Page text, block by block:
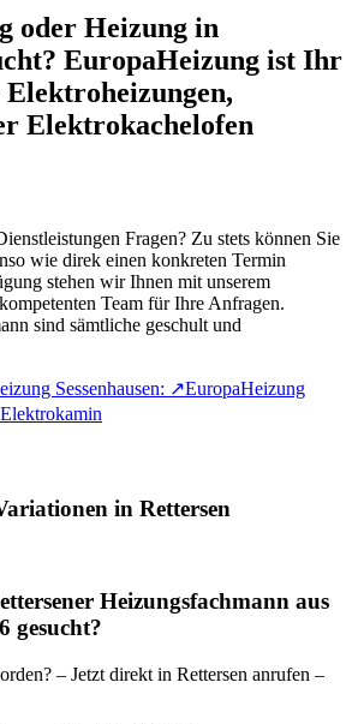
oder Heizung in
EuropaHeizung ist Ihr
Elektrokachelofen
Fragen? Zu stets können Sie
wie direk einen konkreten Termin
stehen wir Ihnen mit unserem
Team für Ihre Anfragen.
sind sämtliche geschult und
Sessenhausen: ↗️EuropaHeizung
in Rettersen
Heizungsfachmann aus
gesucht?
– Jetzt direkt in Rettersen anrufen –